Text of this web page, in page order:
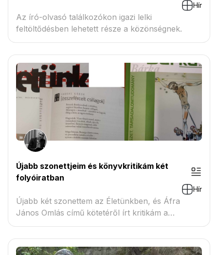
Hír
Az író-olvasó találkozókon igazi lelki
feltöltődésben lehetett része a közönségnek.
Újabb szonettjeim és könyvkritikám két
folyóiratban
Hír
Újabb két szonettem az Életünkben, és Áfra
János Omlás című kötetéről írt kritikám a
Bárkában